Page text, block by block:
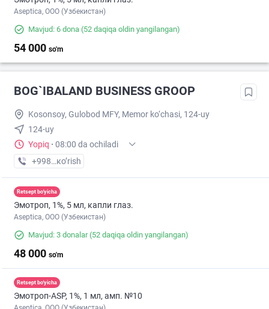
Aseptica, ООО (Узбекистан)
Mavjud: 6 dona (52 daqiqa oldin yangilangan)
54 000 so'm
BOG`IBALAND BUSINESS GROOP
Kosonsoy, Gulobod MFY, Memor ko‘chasi, 124-uy
124-uy
Yopiq · 08:00 da ochiladi
+998 (90) XXX-XX-XX
кo’rish
Retsept bo'yicha
Эмотроп, 1%, 5 мл, капли глаз.
Aseptica, ООО (Узбекистан)
Mavjud: 3 donalar(52 daqiqa oldin yangilangan)
48 000 so'm
Retsept bo'yicha
Эмотроп-ASР, 1%, 1 мл, амп. №10